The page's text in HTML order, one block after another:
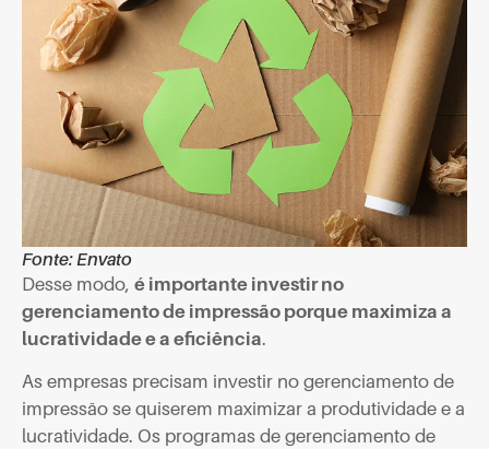
Fonte: Envato
Desse modo, é importante investir no
gerenciamento de impressão porque maximiza a
lucratividade e a eficiência.
As empresas precisam investir no gerenciamento de
impressão se quiserem maximizar a produtividade e a
lucratividade. Os programas de gerenciamento de